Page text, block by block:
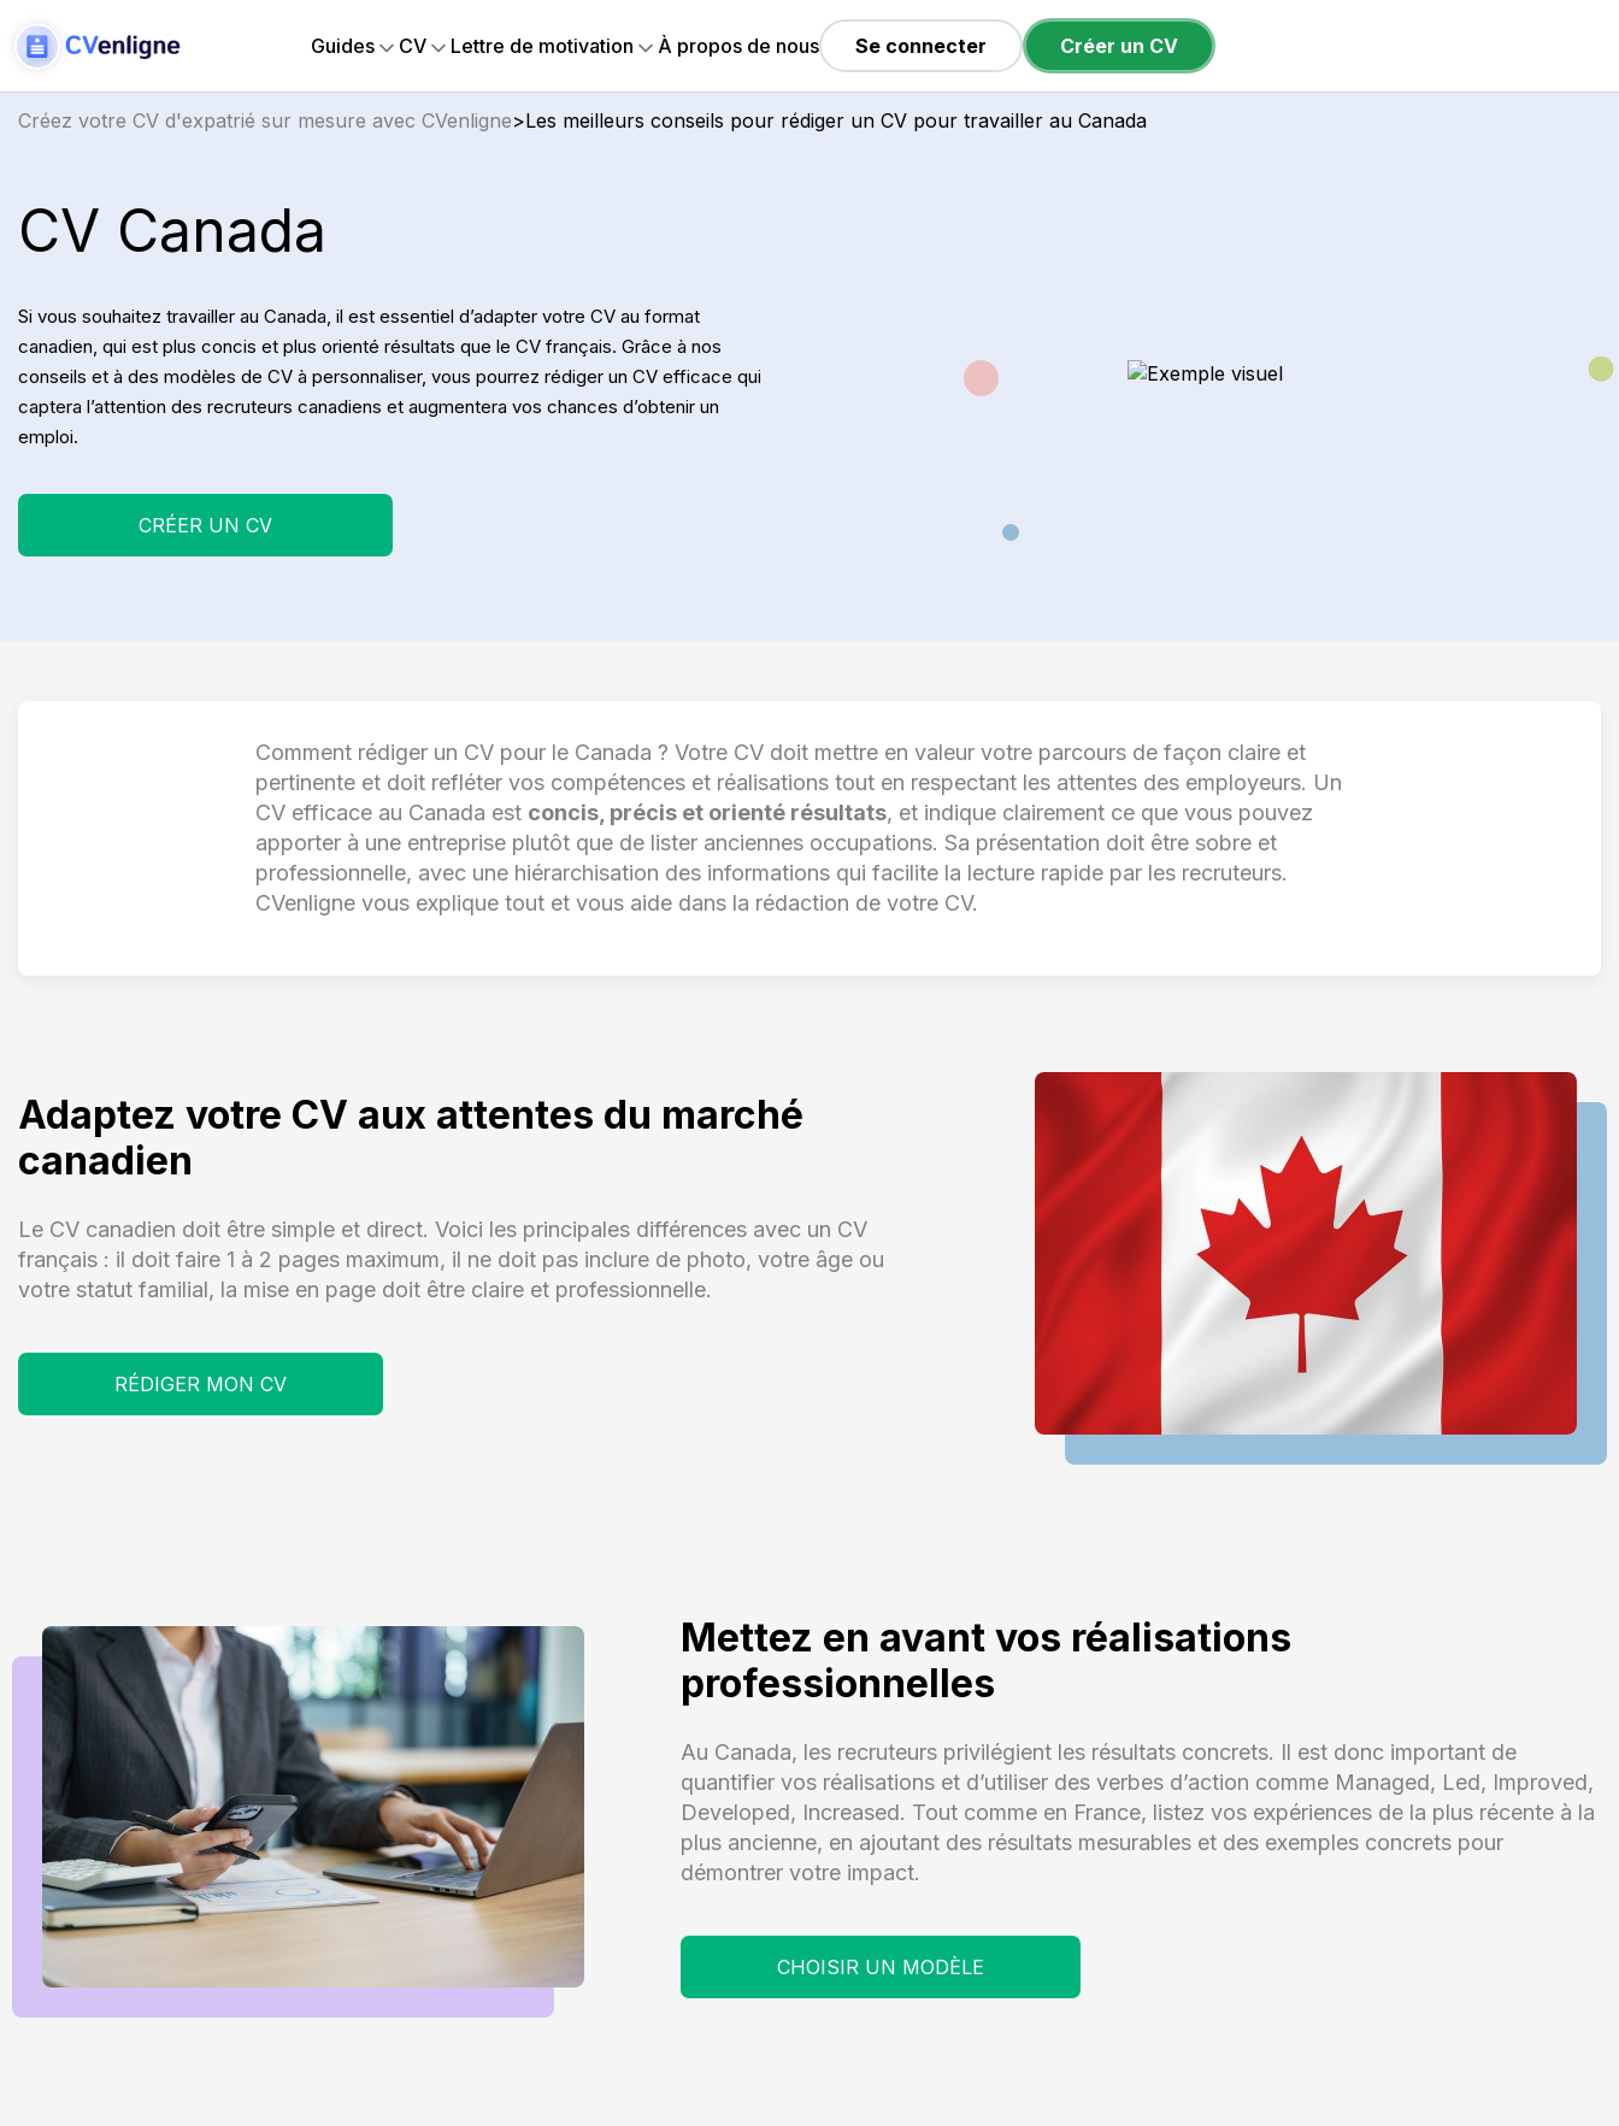
Guides CV Lettre de motivation À propos de nous Se connecter Créer un CV
Créez votre CV d'expatrié sur mesure avec CVenligne>Les meilleurs conseils pour rédiger un CV pour travailler au Canada
CV Canada
Si vous souhaitez travailler au Canada, il est essentiel d’adapter votre CV au format
canadien, qui est plus concis et plus orienté résultats que le CV français. Grâce à nos
conseils et à des modèles de CV à personnaliser, vous pourrez rédiger un CV efficace qui
captera l’attention des recruteurs canadiens et augmentera vos chances d’obtenir un
emploi.
CRÉER UN CV
Comment rédiger un CV pour le Canada ? Votre CV doit mettre en valeur votre parcours de façon claire et
pertinente et doit refléter vos compétences et réalisations tout en respectant les attentes des employeurs. Un
CV efficace au Canada est concis, précis et orienté résultats, et indique clairement ce que vous pouvez
apporter à une entreprise plutôt que de lister anciennes occupations. Sa présentation doit être sobre et
professionnelle, avec une hiérarchisation des informations qui facilite la lecture rapide par les recruteurs.
CVenligne vous explique tout et vous aide dans la rédaction de votre CV.
Adaptez votre CV aux attentes du marché
canadien
Le CV canadien doit être simple et direct. Voici les principales différences avec un CV
français : il doit faire 1 à 2 pages maximum, il ne doit pas inclure de photo, votre âge ou
votre statut familial, la mise en page doit être claire et professionnelle.
RÉDIGER MON CV
Mettez en avant vos réalisations
professionnelles
Au Canada, les recruteurs privilégient les résultats concrets. Il est donc important de
quantifier vos réalisations et d’utiliser des verbes d’action comme Managed, Led, Improved,
Developed, Increased. Tout comme en France, listez vos expériences de la plus récente à la
plus ancienne, en ajoutant des résultats mesurables et des exemples concrets pour
démontrer votre impact.
CHOISIR UN MODÈLE